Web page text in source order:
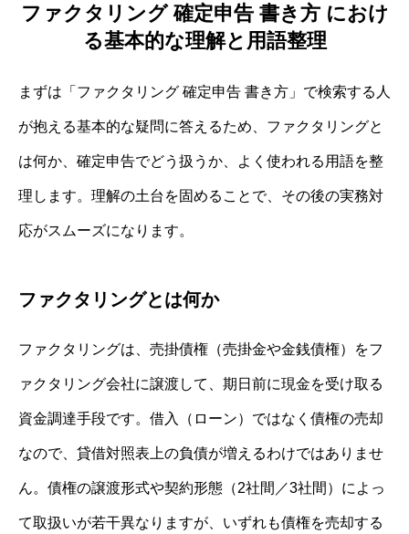
ファクタリング 確定申告 書き方 におけ
る基本的な理解と用語整理
まずは「ファクタリング 確定申告 書き方」で検索する人
が抱える基本的な疑問に答えるため、ファクタリングと
は何か、確定申告でどう扱うか、よく使われる用語を整
理します。理解の土台を固めることで、その後の実務対
応がスムーズになります。
ファクタリングとは何か
ファクタリングは、売掛債権（売掛金や金銭債権）をフ
ァクタリング会社に譲渡して、期日前に現金を受け取る
資金調達手段です。借入（ローン）ではなく債権の売却
なので、貸借対照表上の負債が増えるわけではありませ
ん。債権の譲渡形式や契約形態（2社間／3社間）によっ
て取扱いが若干異なりますが、いずれも債権を売却する